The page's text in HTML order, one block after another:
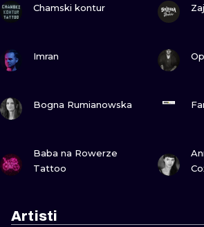
Chamski kontur
Imran
Bogna Rumianowska
Baba na Rowerze
Tattoo
Artisti